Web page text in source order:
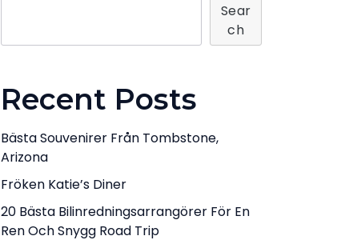
Sear
Ch
Recent Posts
Bästa Souvenirer Från Tombstone,
Arizona
Fröken Katie’s Diner
20 Bästa Bilinredningsarrangörer För En
Ren Och Snygg Road Trip